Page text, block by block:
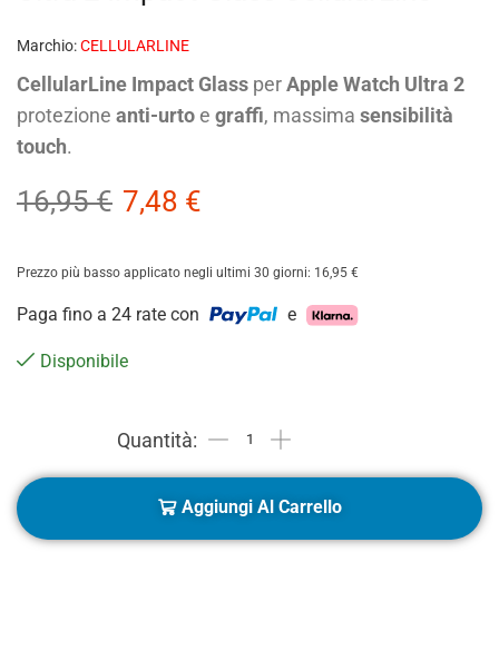
Marchio:CELLULARLINE
CellularLine Impact Glass perApple Watch Ultra 2
protezione anti-urto e graffi, massima sensibilità
touch.
16,95€ 7,48 €
Prezzo più basso applicato negli ultimi 30 giorni: 16,95 €
Paga fino a 24 rate con e
Disponibile
Aggiungi Al Carrello